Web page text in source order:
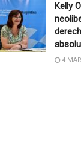
Kelly
4